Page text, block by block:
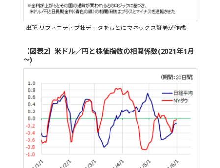
出所:リフィニティブ社データをもとにマネックス証券が作成
【図表2】米ドル／円と株価指数の相関係数(2021年1月
～)